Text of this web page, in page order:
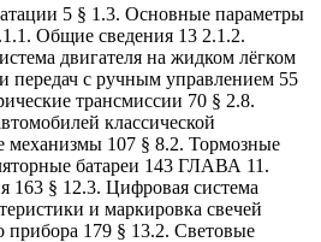
5 § 1.3. Основные параметры
Общие сведения 13 2.1.2.
двигателя на жидком лёгком
передач с ручным управлением 55
трансмиссии 70 § 2.8.
классической
107 § 8.2. Тормозные
батареи 143 ГЛАВА 11.
163 § 12.3. Цифровая система
и маркировка свечей
прибора 179 § 13.2. Световые